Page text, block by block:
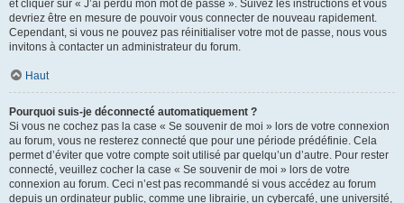
et cliquer sur « J’ai perdu mon mot de passe ». Suivez les instructions et vous
devriez être en mesure de pouvoir vous connecter de nouveau rapidement.
Cependant, si vous ne pouvez pas réinitialiser votre mot de passe, nous vous
invitons à contacter un administrateur du forum.
Haut
Pourquoi suis-je déconnecté automatiquement ?
Si vous ne cochez pas la case « Se souvenir de moi » lors de votre connexion
au forum, vous ne resterez connecté que pour une période prédéfinie. Cela
permet d’éviter que votre compte soit utilisé par quelqu’un d’autre. Pour rester
connecté, veuillez cocher la case « Se souvenir de moi » lors de votre
connexion au forum. Ceci n’est pas recommandé si vous accédez au forum
depuis un ordinateur public, comme une librairie, un cybercafé, une université,